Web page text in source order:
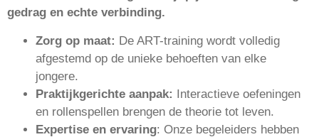
gedrag en echte verbinding.
Zorg op maat: De ART-training wordt volledig
afgestemd op de unieke behoeften van elke
jongere.
Praktijkgerichte aanpak: Interactieve oefeningen
en rollenspellen brengen de theorie tot leven.
Expertise en ervaring: Onze begeleiders hebben